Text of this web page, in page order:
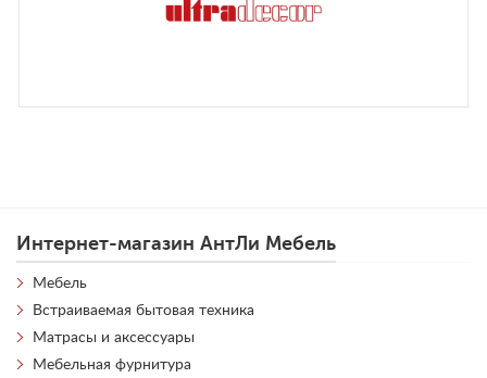
Интернет-магазин АнтЛи Мебель
Мебель
Встраиваемая бытовая техника
Матрасы и аксессуары
Мебельная фурнитура